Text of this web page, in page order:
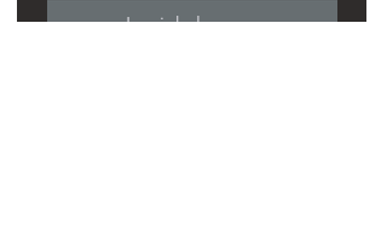
In winkelwagen